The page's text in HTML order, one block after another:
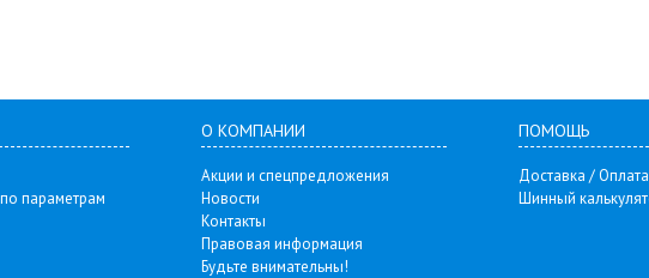
параметрам
О КОМПАНИИ
Акции и спецпредложения
Новости
Контакты
Правовая информация
Будьте внимательны!
ПОМОЩЬ
Доставка / Оплата
Шинный